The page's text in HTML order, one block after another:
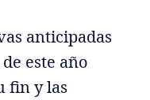
anticipadas
este año
fin y las